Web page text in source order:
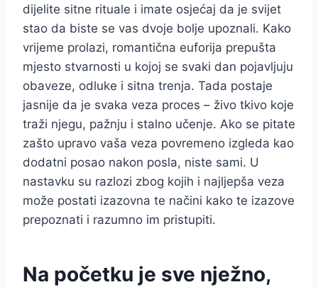
dijelite sitne rituale i imate osjećaj da je svijet
stao da biste se vas dvoje bolje upoznali. Kako
vrijeme prolazi, romantična euforija prepušta
mjesto stvarnosti u kojoj se svaki dan pojavljuju
obaveze, odluke i sitna trenja. Tada postaje
jasnije da je svaka veza proces – živo tkivo koje
traži njegu, pažnju i stalno učenje. Ako se pitate
zašto upravo vaša veza povremeno izgleda kao
dodatni posao nakon posla, niste sami. U
nastavku su razlozi zbog kojih i najljepša veza
može postati izazovna te načini kako te izazove
prepoznati i razumno im pristupiti.
Na početku je sve nježno,